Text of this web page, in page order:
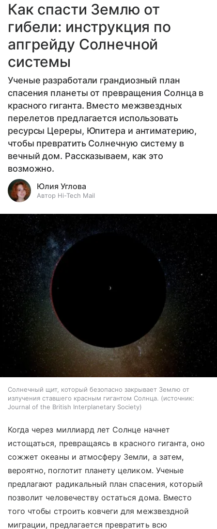
Как спасти Землю от
гибели: инструкция по
апгрейду Солнечной
системы
Ученые разработали грандиозный план
спасения планеты от превращения Солнца в
красного гиганта. Вместо межзвездных
перелетов предлагается использовать
ресурсы Цереры, Юпитера и антиматерию,
чтобы превратить Солнечную систему в
вечный дом. Рассказываем, как это
возможно.
Юлия Углова
Автор Hi-Tech Mail
Солнечный щит, который безопасно закрывает Землю от
излучения ставшего красным гигантом Солнца.
источник:
Journal of the British Interplanetary Society
Когда через миллиард лет Солнце начнет
истощаться, превращаясь в красного гиганта, оно
сожжет океаны и атмосферу Земли, а затем,
вероятно, поглотит планету целиком. Ученые
предлагают радикальный план спасения, который
позволит человечеству остаться дома. Вместо
того чтобы строить ковчеги для межзвездной
миграции, предлагается превратить всю